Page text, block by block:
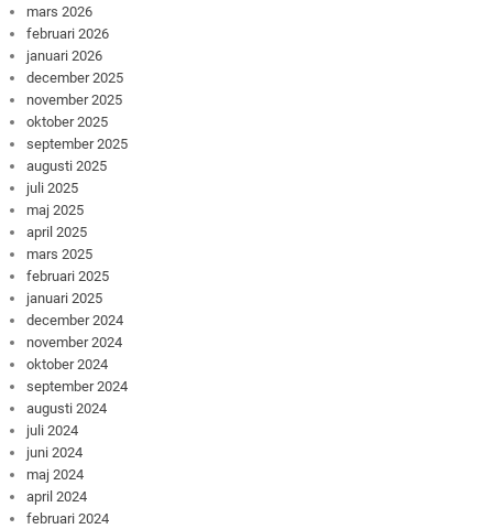
mars 2026
februari 2026
januari 2026
december 2025
november 2025
oktober 2025
september 2025
augusti 2025
juli 2025
maj 2025
april 2025
mars 2025
februari 2025
januari 2025
december 2024
november 2024
oktober 2024
september 2024
augusti 2024
juli 2024
juni 2024
maj 2024
april 2024
februari 2024